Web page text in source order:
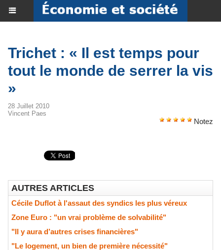
Trichet : « Il est temps pour
tout le monde de serrer la vis
»
28 Juillet 2010
Vincent Paes
Notez
AUTRES ARTICLES
Cécile Duflot à l'assaut des syndics les plus véreux
Zone Euro : "un vrai problème de solvabilité"
"Il y aura d’autres crises financières"
"Le logement, un bien de première nécessité"